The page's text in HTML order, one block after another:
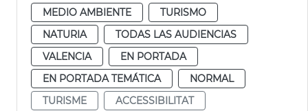
MEDIO AMBIENTE
TURISMO
NATURIA
TODAS LAS AUDIENCIAS
VALENCIA
EN PORTADA
EN PORTADA TEMÁTICA
NORMAL
TURISME
ACCESSIBILITAT